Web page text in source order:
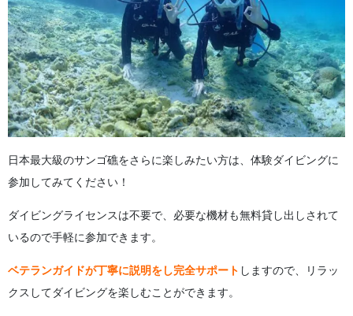
日本最大級のサンゴ礁をさらに楽しみたい方は、体験ダイビングに
参加してみてください！
ダイビングライセンスは不要で、必要な機材も無料貸し出しされて
いるので手軽に参加できます。
ベテランガイドが丁寧に説明をし完全サポート しますので、リラッ
クスしてダイビングを楽しむことができます。